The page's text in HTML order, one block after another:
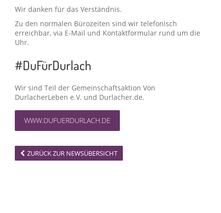
Wir danken für das Verständnis.
Zu den normalen Bürozeiten sind wir telefonisch
erreichbar, via E-Mail und Kontaktformular rund um die
Uhr.
#DuFürDurlach
Wir sind Teil der Gemeinschaftsaktion Von
DurlacherLeben e.V. und Durlacher.de.
WWW.DUFUERDURLACH.DE
ZURÜCK ZUR NEWSÜBERSICHT